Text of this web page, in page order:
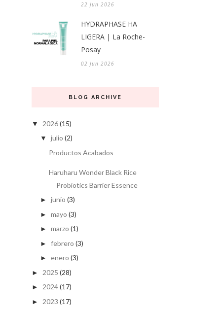
22 Jun 2026
HYDRAPHASE HA
LIGERA | La Roche-
Posay
02 Jun 2026
BLOG ARCHIVE
▼ 2026(15)
▼ julio (2)
Productos Acabados
Haruharu Wonder Black Rice
Probiotics Barrier Essence
► junio (3)
► mayo (3)
► marzo (1)
► febrero (3)
► enero (3)
► 2025 (28)
► 2024(17)
► 2023 (17)